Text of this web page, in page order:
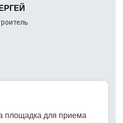
площадка для приема